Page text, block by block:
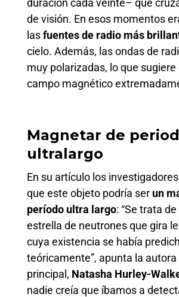
duración cada veinte– que
de visión. En esos momentos
lasfuentes de radio más
cielo. Además, las ondas de
muy polarizadas, lo que
campo magnético
Magnetar de
ultralargo
En su artículo los
que este objeto podría ser un
período ultra largo: “Se trata
estrella de neutrones que gira
cuya existencia se había
teóricamente”, apunta la autora
principal, Natasha Hurley-
nadie creía que íbamos a